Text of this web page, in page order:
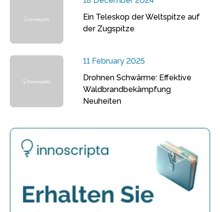
Ein Teleskop der Weltspitze auf
der Zugspitze
11 February 2025
Drohnen Schwärme: Effektive
Waldbrandbekämpfung
Neuheiten